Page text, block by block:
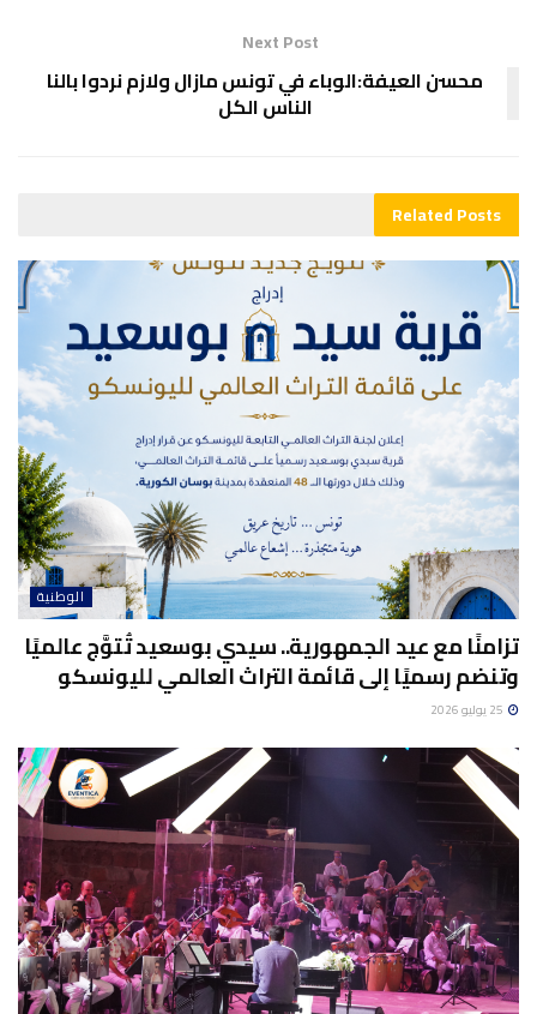
Next Post
محسن العيفة:الوباء في تونس مازال ولازم نردوا بالنا
الناس الكل
RelatedPosts
الوطنية
تزامنًا مع عيد الجمهورية.. سيدي بوسعيد تُتوَّج عالميًا
وتنضم رسميًا إلى قائمة التراث العالمي لليونسكو